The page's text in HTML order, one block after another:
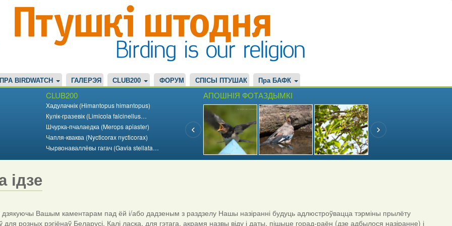
ПРА BIRDWATCH ГАЛЕРЭЯ CLUB200 ФОРУМ СПІСЫ ПТУШАК Пра БАФК
CLUB200
Хадулачнік (Himantopus himantopus)
Кулік-гразевік (Limicola falcinellus…
Шчурка-пчалаедка (Merops apiaster)
Чапля-кваква (Nycticorax nycticorax)
Чырвонаваллёвы гагач (Gavia stellata…
АПОШНІЯ ФОТАЗДЫМКІ
ідзе
Вашым каментарам пад ёй і/або дадзеным з раздзелу Нашы назіранні будуць адлюстроўвацца тэрміны прылёту
для розных рэгіёнаў Беларусі. Калі ласка, для гэтага, акрамя назвы віду і даты, пішыце горад-раён (дзе адбылося назіранне) і